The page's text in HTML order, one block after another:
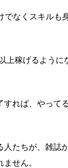
でなくスキル
稼げるよう
れば、やって
たちが、雑誌
せん。